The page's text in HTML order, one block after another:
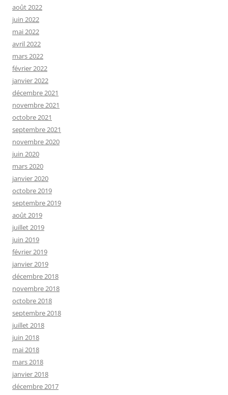
août 2022
juin 2022
mai 2022
avril 2022
mars 2022
février 2022
janvier 2022
décembre 2021
novembre 2021
octobre 2021
septembre 2021
novembre 2020
juin 2020
mars 2020
janvier 2020
octobre 2019
septembre 2019
août 2019
juillet 2019
juin 2019
février 2019
janvier 2019
décembre 2018
novembre 2018
octobre 2018
septembre 2018
juillet 2018
juin 2018
mai 2018
mars 2018
janvier 2018
décembre 2017